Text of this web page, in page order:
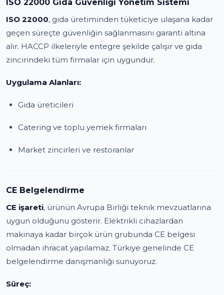
ISO 22000 Gıda Güvenliği Yönetim Sistemi
ISO 22000, gıda üretiminden tüketiciye ulaşana kadar
geçen süreçte güvenliğin sağlanmasını garanti altına
alır. HACCP ilkeleriyle entegre şekilde çalışır ve gıda
zincirindeki tüm firmalar için uygundur.
Uygulama Alanları:
Gıda üreticileri
Catering ve toplu yemek firmaları
Market zincirleri ve restoranlar
CE Belgelendirme
CE işareti, ürünün Avrupa Birliği teknik mevzuatlarına
uygun olduğunu gösterir. Elektrikli cihazlardan
makinaya kadar birçok ürün grubunda CE belgesi
olmadan ihracat yapılamaz. Türkiye genelinde CE
belgelendirme danışmanlığı sunuyoruz.
Süreç: